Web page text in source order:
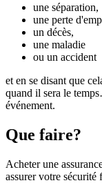
une séparation,
une perte
un décès,
une maladie
ou un accident
et en se disant que
quand il sera le
événement.
Que faire?
Acheter une
assurer votre sécurité